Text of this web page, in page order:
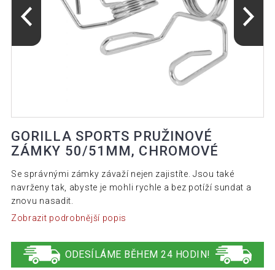
GORILLA SPORTS PRUŽINOVÉ
ZÁMKY 50/51MM, CHROMOVÉ
Se správnými zámky závaží nejen zajistíte. Jsou také
navrženy tak, abyste je mohli rychle a bez potíží sundat a
znovu nasadit.
Zobrazit podrobnější popis
ODESÍLÁME BĚHEM 24 HODIN!